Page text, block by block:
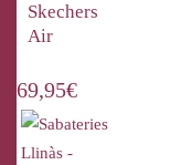
Skechers
Air
69,95€